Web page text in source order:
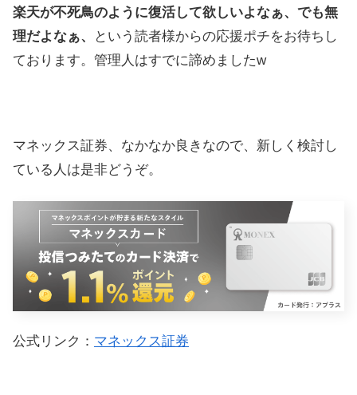
楽天が不死鳥のように復活して欲しいよなぁ、でも無
理だよなぁ、
という読者様からの応援ポチをお待ちし
ております。管理人はすでに諦めましたw
マネックス証券、なかなか良きなので、新しく検討し
ている人は是非どうぞ。
公式リンク： マネックス証券